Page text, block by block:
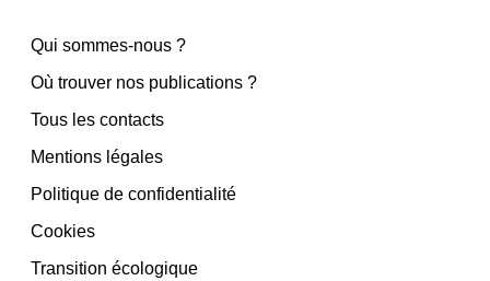
Qui sommes-nous ?
Où trouver nos publications ?
Tous les contacts
Mentions légales
Politique de confidentialité
Cookies
Transition écologique